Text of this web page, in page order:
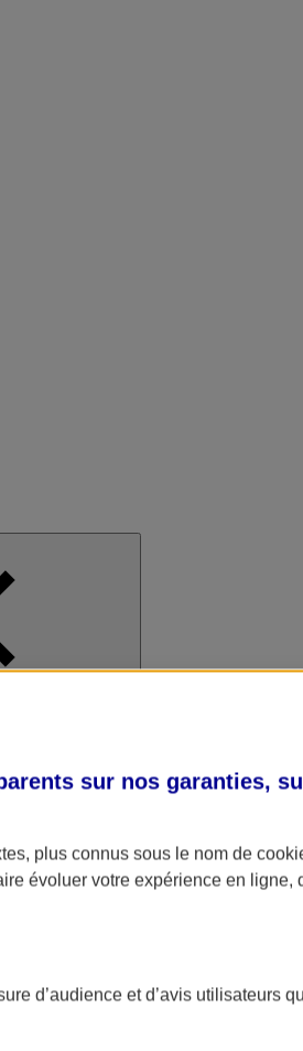
sur nos garanties,
plus connus sous le nom de
évoluer votre expérience en ligne,
d’audience et d’avis utilisateurs